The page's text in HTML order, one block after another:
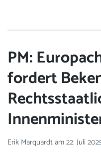
PM:
fordert
Erik Marquardtam22. Juli